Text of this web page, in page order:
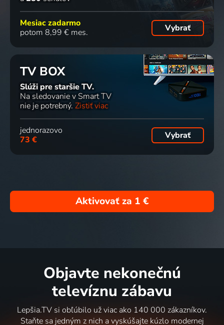
Mesiac zadarmo
potom 8,99 € mes.
Vybrať
TV BOX
Slúži pre staršie TV.
Na sledovanie v Smart TV
nie je potrebný. Zistiť viac
jednorazovo
73 €
Vybrať
Aktivovať za 1 €
Objavte nekonečnú
televíznu zábavu
Lepšia.TV si obľúbilo už viac ako 140 000 zákazníkov.
Staňte sa jedným z nich a vyskúšajte kúzlo modernej